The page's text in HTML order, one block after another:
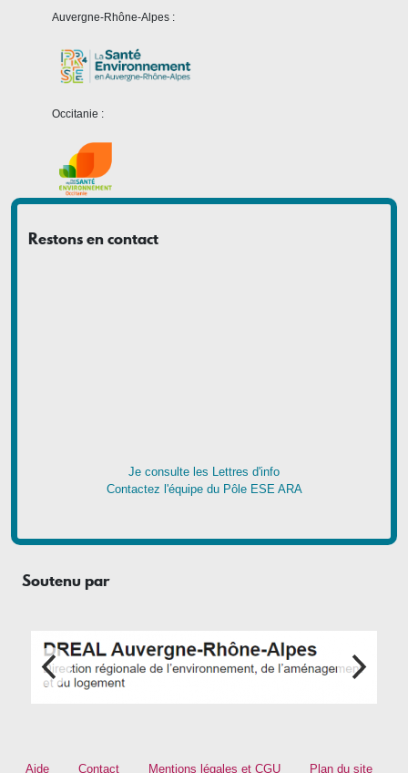
Auvergne-Rhône-Alpes :
Occitanie :
Restons en contact
Je consulte les Lettres d'info
Contactez l'équipe du Pôle ESE ARA
Soutenu par
Aide Contact Mentions légales et CGU Plan du site